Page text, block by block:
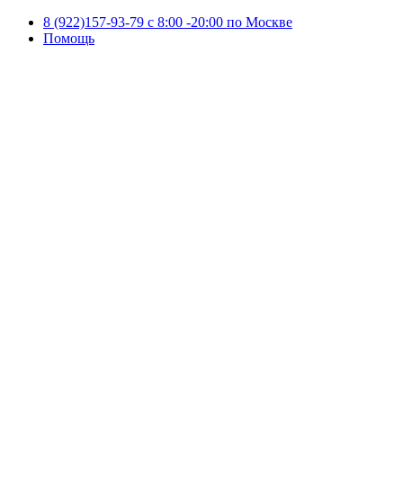
8 (922)157-93-79 c 8:00 -20:00 по Москве
Помощь